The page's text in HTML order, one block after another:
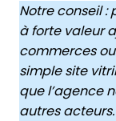
Notre conseil :
à forte valeur
commerces
simple site
que l’agence
autres acteurs.